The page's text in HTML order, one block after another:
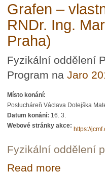
Grafen –
RNDr. Ing.
Praha)
Fyzikální oddělení
Program na Jaro
Místo konání:
Poslucháreň Václava Dolejška
Datum konání: 16. 3.
Webové stránky akce:
https://
Fyzikální oddělení
Read more